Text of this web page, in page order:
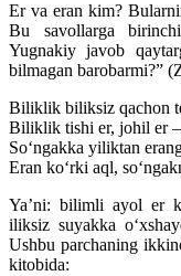
Er va eran kim?
Bu savollarga
Yugnakiy javob
bilmagan barobarmi?”
Biliklik biliksiz qachon
Biliklik tishi er, johil er
Soʻngakka yiliktan
Eran koʻrki aql,
Yaʼni: bilimli ayol er
iliksiz suyakka
Ushbu parchaning
kitobida: